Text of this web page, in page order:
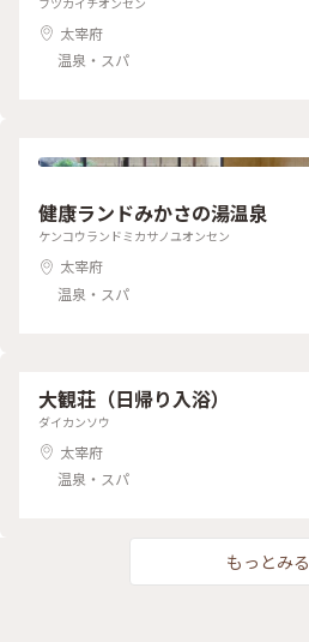
太宰府
温泉・スパ
健康ランドみかさの湯温泉
ケンコウランドミカサノユオンセン
太宰府
温泉・スパ
大観荘（日帰り入浴）
ダイカンソウ
太宰府
温泉・スパ
もっとみる